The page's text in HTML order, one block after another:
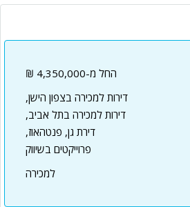
החל מ-4,350,000 ₪
דירות למכירה בצפון הישן,
דירות למכירה בתל אביב,
דירת גן, פנטהאוז,
פרוייקטים בשיווק
למכירה